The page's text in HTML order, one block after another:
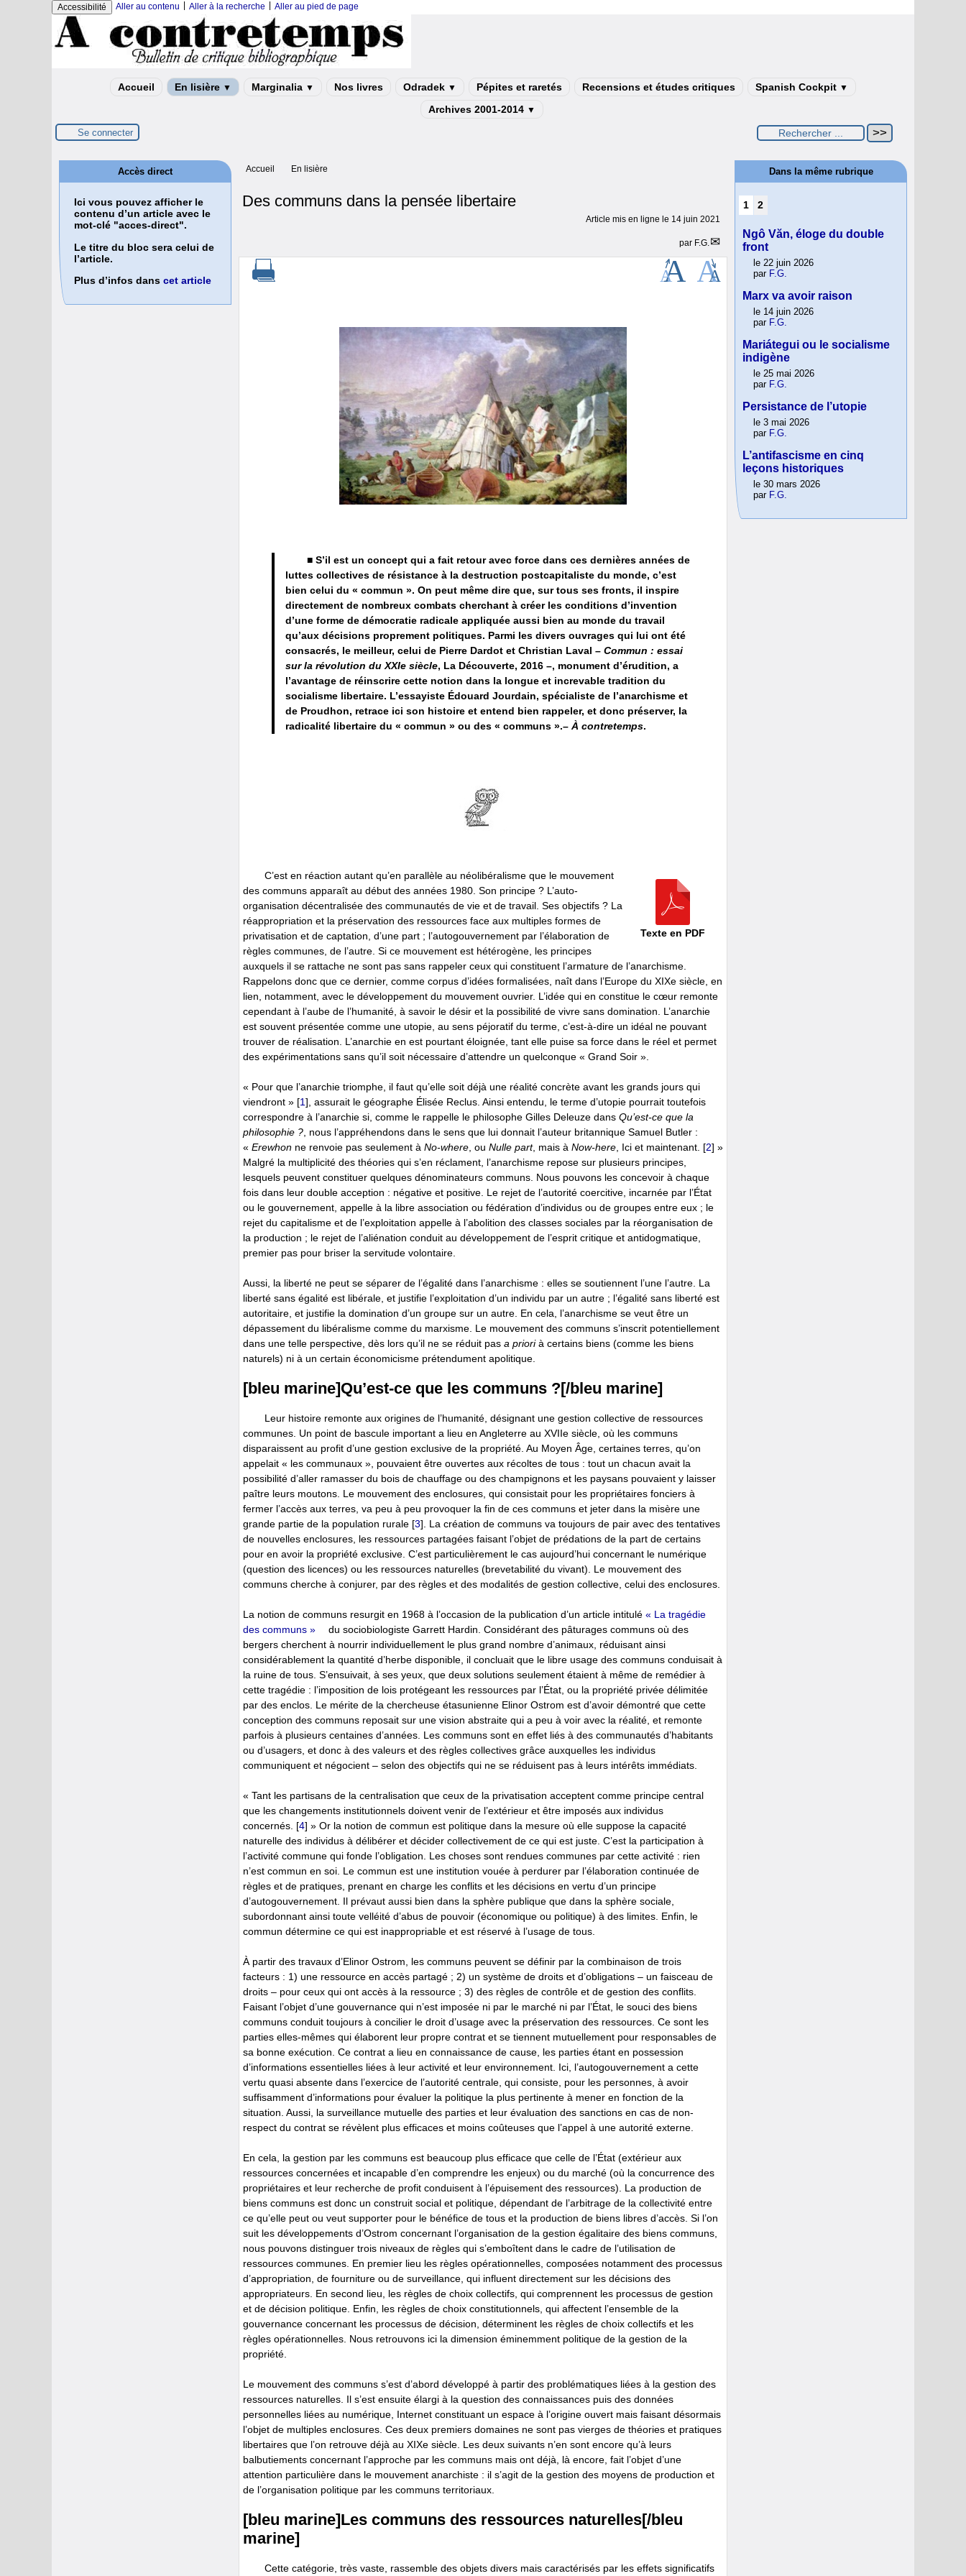
Accessibilité Aller au contenu Aller à la recherche Aller au pied de page
Accueil En lisière ▼ Marginalia ▼ Nos livres Odradek ▼ Pépites et raretés Recensions et études critiques Spanish Cockpit ▼
Archives 2001-2014 ▼
Se connecter
Accueil En lisière
Des communs dans la pensée libertaire
Article mis en ligne le 14 juin 2021
par F.G.
■ S’il est un concept qui a fait retour avec force dans ces dernières années de
luttes collectives de résistance à la destruction postcapitaliste du monde, c’est
bien celui du « commun ». On peut même dire que, sur tous ses fronts, il inspire
directement de nombreux combats cherchant à créer les conditions d’invention
d’une forme de démocratie radicale appliquée aussi bien au monde du travail
qu’aux décisions proprement politiques. Parmi les divers ouvrages qui lui ont été
consacrés, le meilleur, celui de Pierre Dardot et Christian Laval – Commun : essai
sur la révolution du XXIe siècle, La Découverte, 2016 –, monument d’érudition, a
l’avantage de réinscrire cette notion dans la longue et increvable tradition du
socialisme libertaire. L’essayiste Édouard Jourdain, spécialiste de l’anarchisme et
de Proudhon, retrace ici son histoire et entend bien rappeler, et donc préserver, la
radicalité libertaire du « commun » ou des « communs ».– À contretemps.
Texte en PDF
C’est en réaction autant qu’en parallèle au néolibéralisme que le mouvement
des communs apparaît au début des années 1980. Son principe ? L’auto-
organisation décentralisée des communautés de vie et de travail. Ses objectifs ? La
réappropriation et la préservation des ressources face aux multiples formes de
privatisation et de captation, d’une part ; l’autogouvernement par l’élaboration de
règles communes, de l’autre. Si ce mouvement est hétérogène, les principes
auxquels il se rattache ne sont pas sans rappeler ceux qui constituent l’armature de l’anarchisme.
Rappelons donc que ce dernier, comme corpus d’idées formalisées, naît dans l’Europe du XIXe siècle, en
lien, notamment, avec le développement du mouvement ouvrier. L’idée qui en constitue le cœur remonte
cependant à l’aube de l’humanité, à savoir le désir et la possibilité de vivre sans domination. L’anarchie
est souvent présentée comme une utopie, au sens péjoratif du terme, c’est-à-dire un idéal ne pouvant
trouver de réalisation. L’anarchie en est pourtant éloignée, tant elle puise sa force dans le réel et permet
des expérimentations sans qu’il soit nécessaire d’attendre un quelconque « Grand Soir ».
« Pour que l’anarchie triomphe, il faut qu’elle soit déjà une réalité concrète avant les grands jours qui
viendront » [1], assurait le géographe Élisée Reclus. Ainsi entendu, le terme d’utopie pourrait toutefois
correspondre à l’anarchie si, comme le rappelle le philosophe Gilles Deleuze dans Qu’est-ce que la
philosophie ?, nous l’appréhendons dans le sens que lui donnait l’auteur britannique Samuel Butler :
« Erewhon ne renvoie pas seulement à No-where, ou Nulle part, mais à Now-here, Ici et maintenant. [2] »
Malgré la multiplicité des théories qui s’en réclament, l’anarchisme repose sur plusieurs principes,
lesquels peuvent constituer quelques dénominateurs communs. Nous pouvons les concevoir à chaque
fois dans leur double acception : négative et positive. Le rejet de l’autorité coercitive, incarnée par l’État
ou le gouvernement, appelle à la libre association ou fédération d’individus ou de groupes entre eux ; le
rejet du capitalisme et de l’exploitation appelle à l’abolition des classes sociales par la réorganisation de
la production ; le rejet de l’aliénation conduit au développement de l’esprit critique et antidogmatique,
premier pas pour briser la servitude volontaire.
Aussi, la liberté ne peut se séparer de l’égalité dans l’anarchisme : elles se soutiennent l’une l’autre. La
liberté sans égalité est libérale, et justifie l’exploitation d’un individu par un autre ; l’égalité sans liberté est
autoritaire, et justifie la domination d’un groupe sur un autre. En cela, l’anarchisme se veut être un
dépassement du libéralisme comme du marxisme. Le mouvement des communs s’inscrit potentiellement
dans une telle perspective, dès lors qu’il ne se réduit pas a priorià certains biens (comme les biens
naturels) ni à un certain économicisme prétendument apolitique.
[bleu marine]Qu’est-ce que les communs ?[/bleu marine]
Leur histoire remonte aux origines de l’humanité, désignant une gestion collective de ressources
communes. Un point de bascule important a lieu en Angleterre au XVIIe siècle, où les communs
disparaissent au profit d’une gestion exclusive de la propriété. Au Moyen Âge, certaines terres, qu’on
appelait « les communaux », pouvaient être ouvertes aux récoltes de tous : tout un chacun avait la
possibilité d’aller ramasser du bois de chauffage ou des champignons et les paysans pouvaient y laisser
paître leurs moutons. Le mouvement des enclosures, qui consistait pour les propriétaires fonciers à
fermer l’accès aux terres, va peu à peu provoquer la fin de ces communs et jeter dans la misère une
grande partie de la population rurale [3]. La création de communs va toujours de pair avec des tentatives
de nouvelles enclosures, les ressources partagées faisant l’objet de prédations de la part de certains
pour en avoir la propriété exclusive. C’est particulièrement le cas aujourd’hui concernant le numérique
(question des licences) ou les ressources naturelles (brevetabilité du vivant). Le mouvement des
communs cherche à conjurer, par des règles et des modalités de gestion collective, celui des enclosures.
La notion de communs resurgit en 1968 à l’occasion de la publication d’un article intitulé « La tragédie
des communs »
du sociobiologiste Garrett Hardin. Considérant des pâturages communs où des
bergers cherchent à nourrir individuellement le plus grand nombre d’animaux, réduisant ainsi
considérablement la quantité d’herbe disponible, il concluait que le libre usage des communs conduisait à
la ruine de tous. S’ensuivait, à ses yeux, que deux solutions seulement étaient à même de remédier à
cette tragédie : l’imposition de lois protégeant les ressources par l’État, ou la propriété privée délimitée
par des enclos. Le mérite de la chercheuse étasunienne Elinor Ostrom est d’avoir démontré que cette
conception des communs reposait sur une vision abstraite qui a peu à voir avec la réalité, et remonte
parfois à plusieurs centaines d’années. Les communs sont en effet liés à des communautés d’habitants
ou d’usagers, et donc à des valeurs et des règles collectives grâce auxquelles les individus
communiquent et négocient – selon des objectifs qui ne se réduisent pas à leurs intérêts immédiats.
« Tant les partisans de la centralisation que ceux de la privatisation acceptent comme principe central
que les changements institutionnels doivent venir de l’extérieur et être imposés aux individus
concernés. [4] » Or la notion de commun est politique dans la mesure où elle suppose la capacité
naturelle des individus à délibérer et décider collectivement de ce qui est juste. C’est la participation à
l’activité commune qui fonde l’obligation. Les choses sont rendues communes par cette activité : rien
n’est commun en soi. Le commun est une institution vouée à perdurer par l’élaboration continuée de
règles et de pratiques, prenant en charge les conflits et les décisions en vertu d’un principe
d’autogouvernement. Il prévaut aussi bien dans la sphère publique que dans la sphère sociale,
subordonnant ainsi toute velléité d’abus de pouvoir (économique ou politique) à des limites. Enfin, le
commun détermine ce qui est inappropriable et est réservé à l’usage de tous.
À partir des travaux d’Elinor Ostrom, les communs peuvent se définir par la combinaison de trois
facteurs : 1) une ressource en accès partagé ; 2) un système de droits et d’obligations – un faisceau de
droits – pour ceux qui ont accès à la ressource ; 3) des règles de contrôle et de gestion des conflits.
Faisant l’objet d’une gouvernance qui n’est imposée ni par le marché ni par l’État, le souci des biens
communs conduit toujours à concilier le droit d’usage avec la préservation des ressources. Ce sont les
parties elles-mêmes qui élaborent leur propre contrat et se tiennent mutuellement pour responsables de
sa bonne exécution. Ce contrat a lieu en connaissance de cause, les parties étant en possession
d’informations essentielles liées à leur activité et leur environnement. Ici, l’autogouvernement a cette
vertu quasi absente dans l’exercice de l’autorité centrale, qui consiste, pour les personnes, à avoir
suffisamment d’informations pour évaluer la politique la plus pertinente à mener en fonction de la
situation. Aussi, la surveillance mutuelle des parties et leur évaluation des sanctions en cas de non-
respect du contrat se révèlent plus efficaces et moins coûteuses que l’appel à une autorité externe.
En cela, la gestion par les communs est beaucoup plus efficace que celle de l’État (extérieur aux
ressources concernées et incapable d’en comprendre les enjeux) ou du marché (où la concurrence des
propriétaires et leur recherche de profit conduisent à l’épuisement des ressources). La production de
biens communs est donc un construit social et politique, dépendant de l’arbitrage de la collectivité entre
ce qu’elle peut ou veut supporter pour le bénéfice de tous et la production de biens libres d’accès. Si l’on
suit les développements d’Ostrom concernant l’organisation de la gestion égalitaire des biens communs,
nous pouvons distinguer trois niveaux de règles qui s’emboîtent dans le cadre de l’utilisation de
ressources communes. En premier lieu les règles opérationnelles, composées notamment des processus
d’appropriation, de fourniture ou de surveillance, qui influent directement sur les décisions des
appropriateurs. En second lieu, les règles de choix collectifs, qui comprennent les processus de gestion
et de décision politique. Enfin, les règles de choix constitutionnels, qui affectent l’ensemble de la
gouvernance concernant les processus de décision, déterminent les règles de choix collectifs et les
règles opérationnelles. Nous retrouvons ici la dimension éminemment politique de la gestion de la
propriété.
Le mouvement des communs s’est d’abord développé à partir des problématiques liées à la gestion des
ressources naturelles. Il s’est ensuite élargi à la question des connaissances puis des données
personnelles liées au numérique, Internet constituant un espace à l’origine ouvert mais faisant désormais
l’objet de multiples enclosures. Ces deux premiers domaines ne sont pas vierges de théories et pratiques
libertaires que l’on retrouve déjà au XIXe siècle. Les deux suivants n’en sont encore qu’à leurs
balbutiements concernant l’approche par les communs mais ont déjà, là encore, fait l’objet d’une
attention particulière dans le mouvement anarchiste : il s’agit de la gestion des moyens de production et
de l’organisation politique par les communs territoriaux.
[bleu marine]Les communs des ressources naturelles[/bleu
marine]
Cette catégorie, très vaste, rassemble des objets divers mais caractérisés par les effets significatifs
Accès direct
Ici vous pouvez afficher le
contenu d’un article avec le
mot-clé "acces-direct".
Le titre du bloc sera celui de
l’article.
Plus d’infos dans cet article
Dans la même rubrique
1 2
Ngô Văn, éloge du double
front
le 22 juin 2026
par F.G.
Marx va avoir raison
le 14 juin 2026
par F.G.
Mariátegui ou le socialisme
indigène
le 25 mai 2026
par F.G.
Persistance de l’utopie
le 3 mai 2026
par F.G.
L’antifascisme en cinq
leçons historiques
le 30 mars 2026
par F.G.